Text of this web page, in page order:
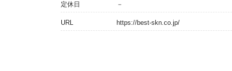
定休日 －
URL https://best-skn.co.jp/